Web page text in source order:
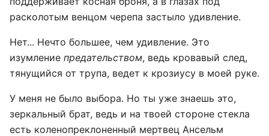
расколотым венцом черепа застыло удивление.
Нет... Нечто большее, чем удивление. Это
изумление предательством, ведь кровавый след,
тянущийся от трупа, ведет к крозиусу в моей руке.
У меня не было выбора. Но ты уже знаешь это,
зеркальный брат, ведь и на твоей стороне стекла
есть коленопреклоненный мертвец Ансельм